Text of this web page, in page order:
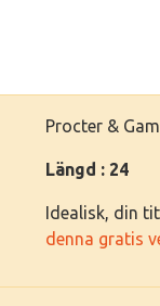
Procter &
Längd : 24
Idealisk, din
denna gratis